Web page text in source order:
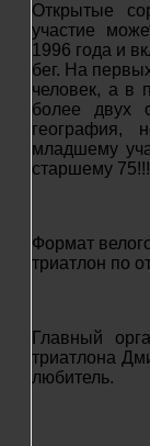
Открытые
участие
1996 года и
бег. На
человек, а в
более двух
география,
младшему
старшему 75!!!
Формат
триатлон по
Главный
триатлона
любитель.